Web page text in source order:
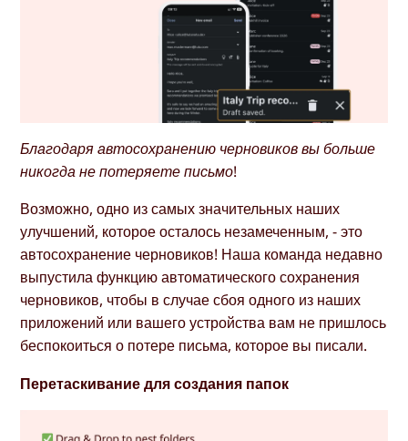
Благодаря автосохранению черновиков вы больше
никогда не потеряете письмо!
Возможно, одно из самых значительных наших
улучшений, которое осталось незамеченным, - это
автосохранение черновиков! Наша команда недавно
выпустила функцию автоматического сохранения
черновиков, чтобы в случае сбоя одного из наших
приложений или вашего устройства вам не пришлось
беспокоиться о потере письма, которое вы писали.
Перетаскивание для создания папок